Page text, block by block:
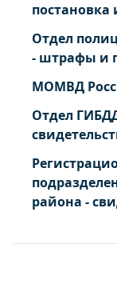
постановка
Отдел
- штрафы и
МОМВД
Отдел
района -